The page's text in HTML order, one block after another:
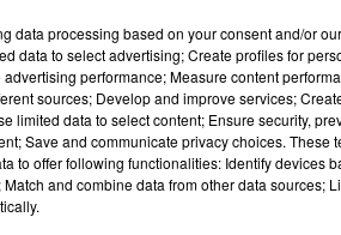
scolaires dans l’Oise. Le
la place Saint-Jacques pour
Un livre d’or de témoignages,
data processing based on your consent and/or
data to select advertising; Create profiles for
performance; Measure content
sources; Develop and improve services;
limited data to select content; Ensure security,
Save and communicate privacy choices. These
to offer following functionalities: Identify devices
and combine data from other data sources;